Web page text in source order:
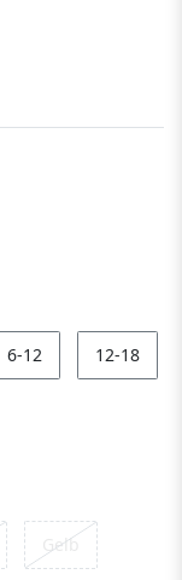
6-12 12-18
Gelb